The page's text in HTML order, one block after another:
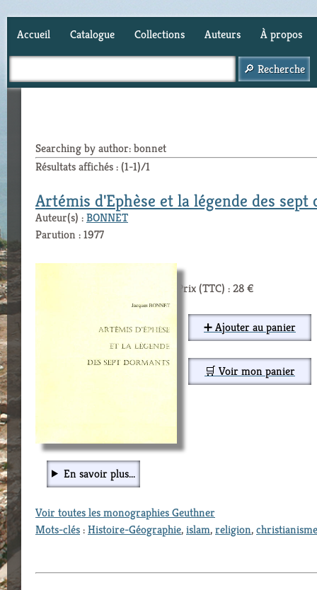
Accueil Catalogue Collections Auteurs À propos
Searching by author: bonnet
Résultats affichés : (1-1)/1
Artémis d'Ephèse et la légende des sept
Auteur(s) :BONNET
Parution : 1977
Prix (TTC) : 28 €
➕ Ajouter au panier
🛒 Voir mon panier
En savoir plus...
Voir toutes les monographies Geuthner
Mots-clés:Histoire-Géographie,islam,religion,christianisme